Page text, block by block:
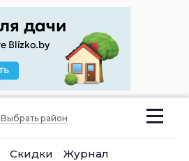
Выбрать район
Скидки Журнал